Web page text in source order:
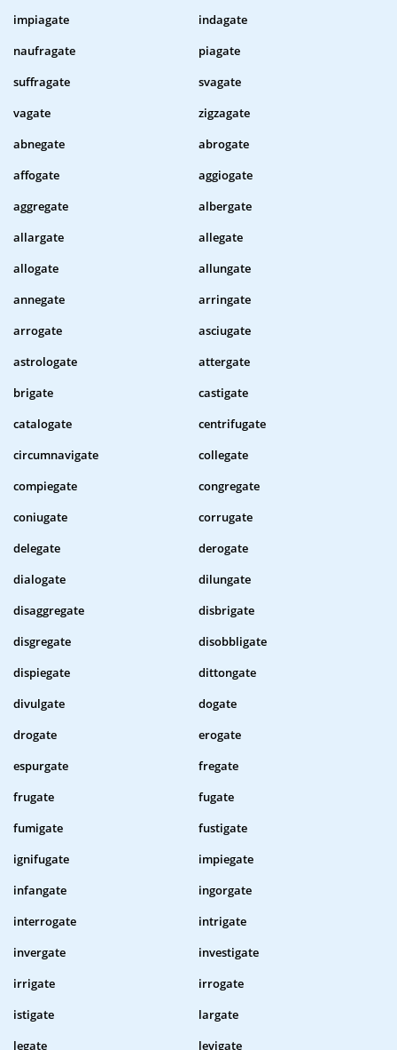
impiagate
indagate
naufragate
piagate
suffragate
svagate
vagate
zigzagate
abnegate
abrogate
affogate
aggiogate
aggregate
albergate
allargate
allegate
allogate
allungate
annegate
arringate
arrogate
asciugate
astrologate
attergate
brigate
castigate
catalogate
centrifugate
circumnavigate
collegate
compiegate
congregate
coniugate
corrugate
delegate
derogate
dialogate
dilungate
disaggregate
disbrigate
disgregate
disobbligate
dispiegate
dittongate
divulgate
dogate
drogate
erogate
espurgate
fregate
frugate
fugate
fumigate
fustigate
ignifugate
impiegate
infangate
ingorgate
interrogate
intrigate
invergate
investigate
irrigate
irrogate
istigate
largate
legate
levigate